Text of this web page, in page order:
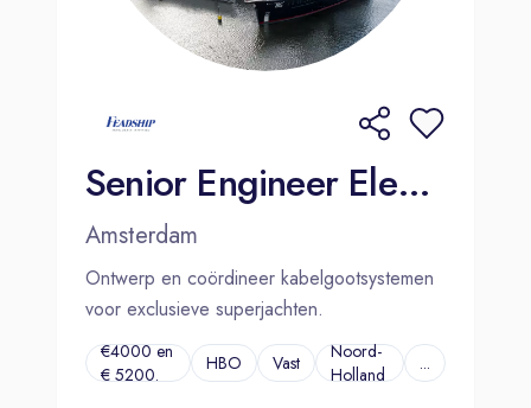
Senior Engineer Electrical | Amsterdam
Amsterdam
Ontwerp en coördineer kabelgootsystemen
voor exclusieve superjachten.
€4000 en
€ 5200.
HBO Vast
Noord-
Holland
...